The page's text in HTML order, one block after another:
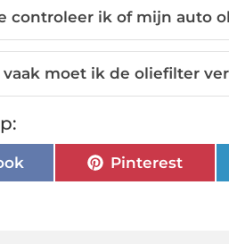
controleer ik of mijn auto
vaak moet ik de oliefilter
Pinterest